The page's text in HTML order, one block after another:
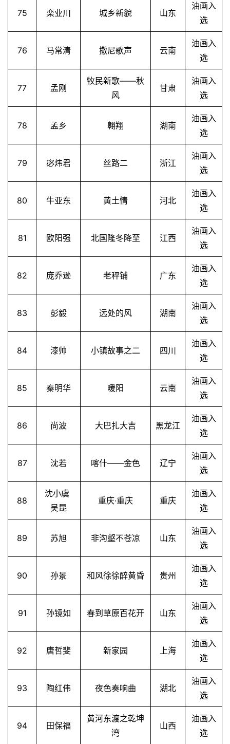
页
坛
快
书
法
稿
研
法
赏
75 栾业川 城乡新貌 山东
油画入
选
76 马常清 撒尼歌声 云南
油画入
选
77 孟刚
牧民新歌——秋
风
甘肃
油画入
选
78 孟乡 翱翔 湖南
油画入
选
79 宓炜君 丝路二 浙江
油画入
选
80 牛亚东 黄土情 河北
油画入
选
81 欧阳强 北国隆冬降至 江西
油画入
选
82 庞乔逊 老秤铺 广东
油画入
选
83 彭毅 远处的风 湖南
油画入
选
84 漆帅 小镇故事之二 四川
油画入
选
85 秦明华 暖阳 云南
油画入
选
86 尚波 大巴扎大吉 黑龙江
油画入
选
87 沈若 喀什——金色 辽宁
油画入
选
88
沈小虞
吴昆
重庆·重庆 重庆
油画入
选
89 苏旭 非沟壑不苍凉 山东
油画入
选
90 孙景 和风徐徐醉黄昏 贵州
油画入
选
91 孙镜如 春到草原百花开 山东
油画入
选
92 唐哲斐 新家园 上海
油画入
选
93 陶红伟 夜色奏响曲 湖北
油画入
选
94 田保福
黄河东渡之乾坤
湾
山西
油画入
选